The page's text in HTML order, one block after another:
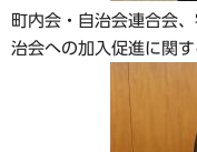
町内会・自治会連合会
治会への加入促進に関